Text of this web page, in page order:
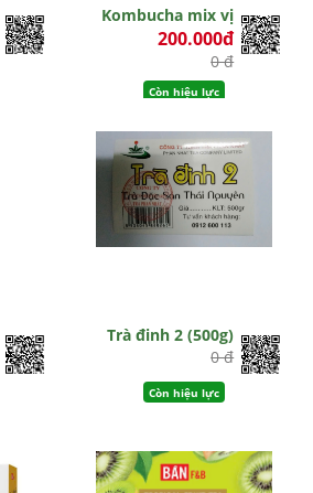
Kombucha mix vị
200.000đ
0 đ
Còn hiệu lực
Trà đinh 2 (500g)
0 đ
Còn hiệu lực